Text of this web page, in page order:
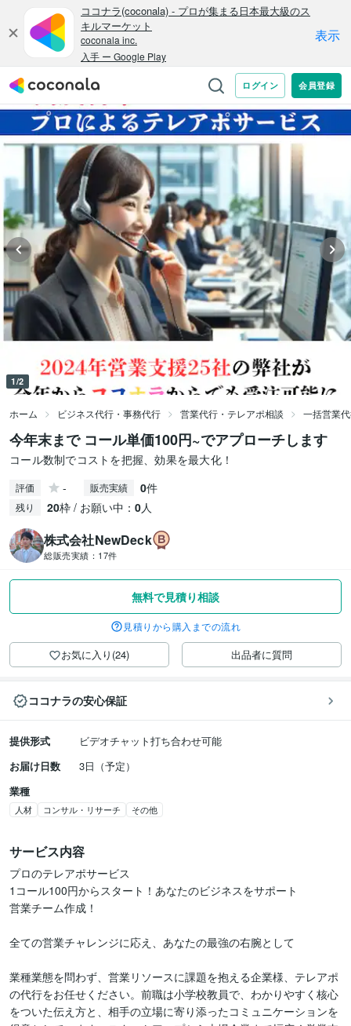
1/2
ホーム ビジネス代行・事務代行 営業代行・テレアポ相談 一括営業
今年末まで コール単価100円~でアプローチします
コール数制でコストを把握、効果を最大化！
評価 - 販売実績 0件
残り 20枠 / お願い中： 0人
株式会社NewDeck
総販売実績： 17件
無料で見積り相談
見積りから購入までの流れ
お気に入り(24) 出品者に質問
ココナラの安心保証
提供形式
ビデオチャット打ち合わせ可能
お届け日数
3日（予定）
業種
人材 コンサル・リサーチ その他
サービス内容
プロのテレアポサービス
1コール100円からスタート！あなたのビジネスをサポート
営業チーム作成！
全ての営業チャレンジに応え、あなたの最強の右腕として
業種業態を問わず、営業リソースに課題を抱える企業様、テレアポ
の代行をお任せください。前職は小学校教員で、わかりやすく核心
をついた伝え方と、相手の立場に寄り添ったコミュニケーションを